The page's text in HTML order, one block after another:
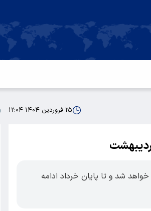
۲۵ فروردین ۱۴۰۴ ۱۲:۰۴
شد و تا پایان خرداد ادامه